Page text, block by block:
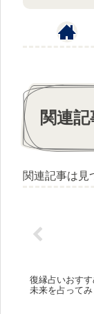
関連記
関連記事は見
復縁占いおす
未来を占ってみ